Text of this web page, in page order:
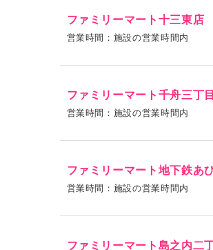
ファミリーマート十三東店
営業時間：施設の営業時間内
ファミリーマート千舟三丁
営業時間：施設の営業時間内
ファミリーマート地下鉄あ
営業時間：施設の営業時間内
ファミリーマート島之内二